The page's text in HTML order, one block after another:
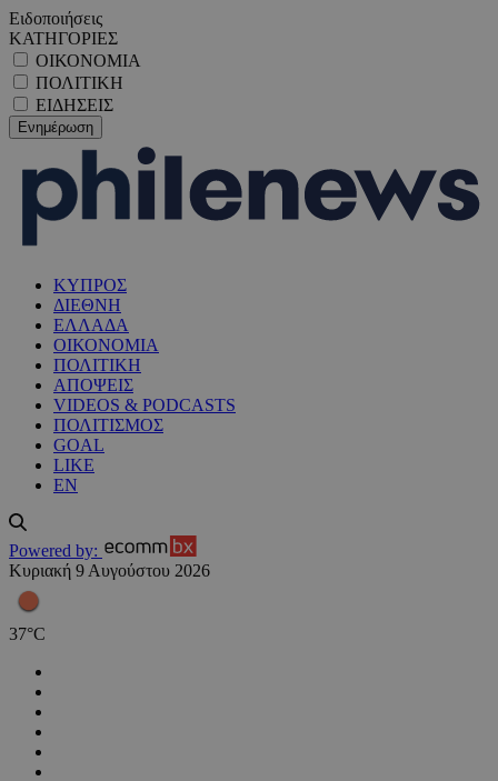
Ειδοποιήσεις
ΚΑΤΗΓΟΡΙΕΣ
ΟΙΚΟΝΟΜΙΑ
ΠΟΛΙΤΙΚΗ
ΕΙΔΗΣΕΙΣ
ΚΥΠΡΟΣ
ΔΙΕΘΝΗ
ΕΛΛΑΔΑ
ΟΙΚΟΝΟΜΙΑ
ΠΟΛΙΤΙΚΗ
ΑΠΟΨΕΙΣ
VIDEOS & PODCASTS
ΠΟΛΙΤΙΣΜΟΣ
GOAL
LIKE
EN
Powered by:
Κυριακή 9 Αυγούστου 2026
37°C